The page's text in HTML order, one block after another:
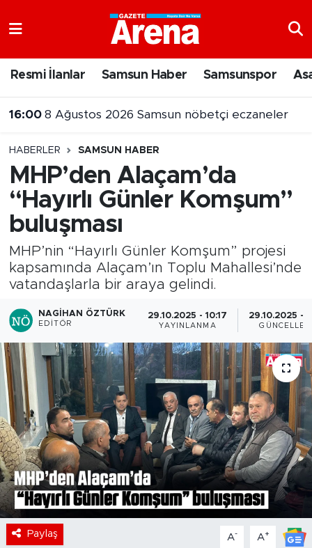
Resmi İlanlar Samsun Haber Samsunspor
16:00 8 Ağustos 2026 Samsun nöbetçi eczaneler
HABERLER SAMSUN HABER
MHP’den Alaçam’da
“Hayırlı Günler Komşum”
buluşması
MHP’nin “Hayırlı Günler Komşum” projesi
kapsamında Alaçam’ın Toplu Mahallesi’nde
vatandaşlarla bir araya gelindi.
NAGIHAN ÖZTÜRK
EDITÖR
29.10.2025 - 10:17
YAYINLANMA
29.10.2025 -
Paylaş A- A+
Samsun Namaz Vakitleri
Süper Lig Puan Durumu ve Fikstür
Tüm Manşetler
Son Dakika Haberleri